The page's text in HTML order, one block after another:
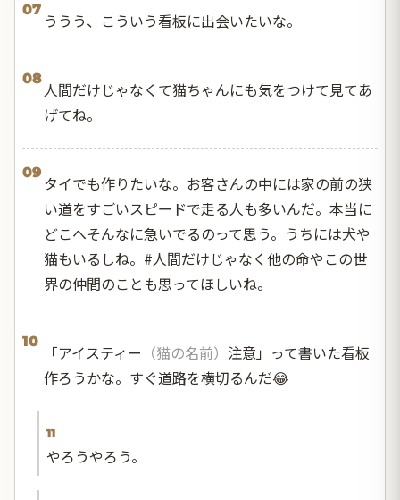
07
ううう、こういう看板に出会いたいな。
08
人間だけじゃなくて猫ちゃんにも気をつけて見てあ
げてね。
09
タイでも作りたいな。お客さんの中には家の前の狭
い道をすごいスピードで走る人も多いんだ。本当に
どこへそんなに急いでるのって思う。うちには犬や
猫もいるしね。#人間だけじゃなく他の命やこの世
界の仲間のことも思ってほしいね。
10
「アイスティー （猫の名前） 注意」って書いた看板
作ろうかな。すぐ道路を横切るんだ😂
11
やろうやろう。